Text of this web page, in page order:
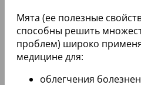
Мята (ее полезные
способны решить
проблем) широко
медицине для:
облегчения